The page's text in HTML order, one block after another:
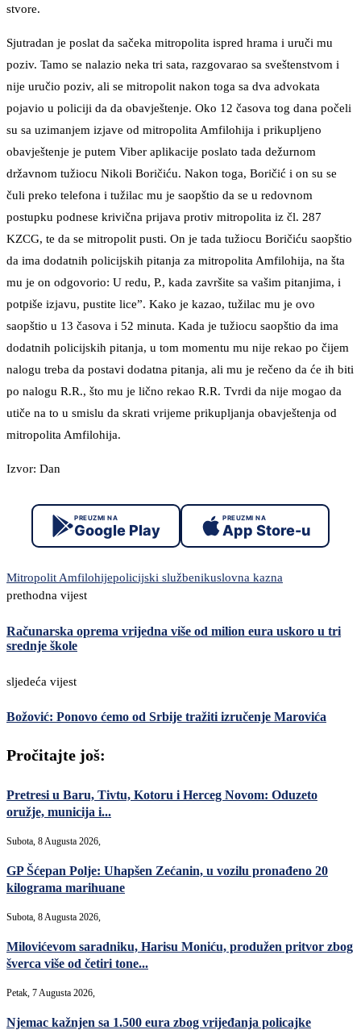
stvore.
Sjutradan je poslat da sačeka mitropolita ispred hrama i uruči mu
poziv. Tamo se nalazio neka tri sata, razgovarao sa sveštenstvom i
nije uručio poziv, ali se mitropolit nakon toga sa dva advokata
pojavio u policiji da da obavještenje. Oko 12 časova tog dana počeli
su sa uzimanjem izjave od mitropolita Amfilohija i prikupljeno
obavještenje je putem Viber aplikacije poslato tada dežurnom
državnom tužiocu Nikoli Boričiću. Nakon toga, Boričić i on su se
čuli preko telefona i tužilac mu je saopštio da se u redovnom
postupku podnese krivična prijava protiv mitropolita iz čl. 287
KZCG, te da se mitropolit pusti. On je tada tužiocu Boričiću saopštio
da ima dodatnih policijskih pitanja za mitropolita Amfilohija, na šta
mu je on odgovorio: U redu, P., kada završite sa vašim pitanjima, i
potpiše izjavu, pustite lice”. Kako je kazao, tužilac mu je ovo
saopštio u 13 časova i 52 minuta. Kada je tužiocu saopštio da ima
dodatnih policijskih pitanja, u tom momentu mu nije rekao po čijem
nalogu treba da postavi dodatna pitanja, ali mu je rečeno da će ih biti
po nalogu R.R., što mu je lično rekao R.R. Tvrdi da nije mogao da
utiče na to u smislu da skrati vrijeme prikupljanja obavještenja od
mitropolita Amfilohija.
Izvor: Dan
PREUZMI NA
Google Play
PREUZMI NA
App Store-u
Mitropolit Amfilohijepolicijski službenikuslovna kazna
prethodna vijest
Računarska oprema vrijedna više od milion eura uskoro u tri
srednje škole
sljedeća vijest
Božović: Ponovo ćemo od Srbije tražiti izručenje Marovića
Pročitajte još:
Pretresi u Baru, Tivtu, Kotoru i Herceg Novom: Oduzeto
oružje, municija i...
Subota, 8 Augusta 2026,
GP Šćepan Polje: Uhapšen Zećanin, u vozilu pronađeno 20
kilograma marihuane
Subota, 8 Augusta 2026,
Milovićevom saradniku, Harisu Moniću, produžen pritvor zbog
šverca više od četiri tone...
Petak, 7 Augusta 2026,
Njemac kažnjen sa 1.500 eura zbog vrijeđanja policajke